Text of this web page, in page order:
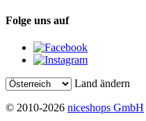
Folge uns auf
Land ändern
© 2010-2026 niceshops GmbH